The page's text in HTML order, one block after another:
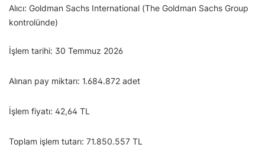
Alıcı: Goldman Sachs International (The Goldman Sachs Group
kontrolünde)
İşlem tarihi: 30 Temmuz 2026
Alınan pay miktarı: 1.684.872 adet
İşlem fiyatı: 42,64 TL
Toplam işlem tutarı: 71.850.557 TL